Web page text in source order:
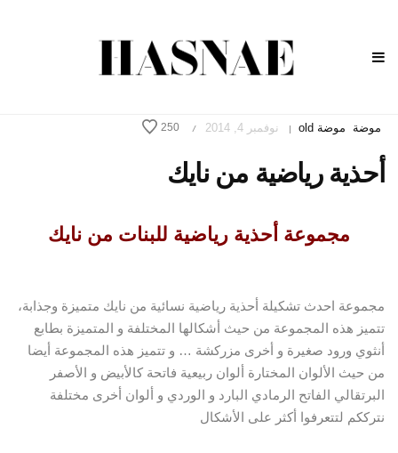
موضة موضة old | نوفمبر 4, 2014 /
250
أحذية رياضية من نايك
مجموعة أحذية رياضية للبنات من نايك
مجموعة احدث تشكيلة أحذية رياضية نسائية من نايك متميزة وجذابة،
تتميز هذه المجموعة من حيث أشكالها المختلفة و المتميزة بطابع
أنثوي ورود صغيرة و أخرى مزركشة … و تتميز هذه المجموعة أيضا
من حيث الألوان المختارة ألوان ربيعية فاتحة كالأبيض و الأصفر
البرتقالي الفاتح الرمادي البارد و الوردي و ألوان أخرى مختلفة
نترككم لتتعرفوا أكثر على الأشكال